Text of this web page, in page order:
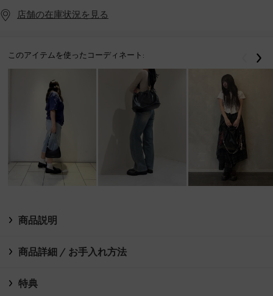
店舗の在庫状況を見る
このアイテムを使ったコーディネート: 戻る
商品説明
商品詳細 / お手入れ方法
特典